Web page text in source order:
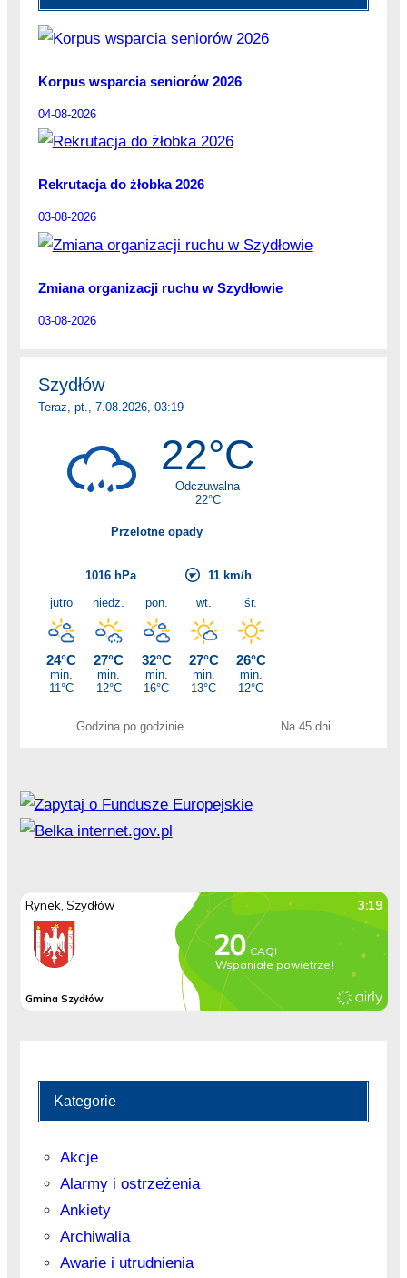
Korpus wsparcia seniorów 2026
04-08-2026
Rekrutacja do żłobka 2026
03-08-2026
Zmiana organizacji ruchu w Szydłowie
03-08-2026
Godzina po godzinie Na 45 dni
Kategorie
Akcje
Alarmy i ostrzeżenia
Ankiety
Archiwalia
Awarie i utrudnienia